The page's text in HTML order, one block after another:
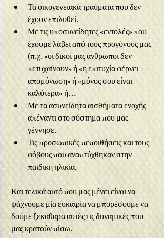
Τα οικογενειακά τραύματα που δεν
έχουν επιλυθεί.
Με τις υποσυνείδητες «εντολές» που
έχουμε λάβει από τους προγόνους μας
(π.χ. «οι δικοί μας άνθρωποι δεν
πετυχαίνουν» ή «η επιτυχία φέρνει
απομόνωση» ή «μόνος σου είναι
καλύτερα» ή…
Με τα ασυνείδητα αισθήματα ενοχής
απέναντι στο σύστημα που μας
γέννησε.
Τις προσωπικές πεποιθήσεις και τους
φόβους που αναπτύχθηκαν στην
παιδική ηλικία.
Και τελικά αυτό που μας μένει είναι να
ψάχνουμε μία ευκαιρία να μπορέσουμε να
δούμε ξεκάθαρα αυτές τις δυναμικές που
μας κρατούν πίσω.